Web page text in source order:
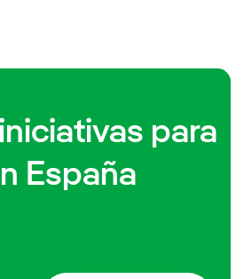
para
España